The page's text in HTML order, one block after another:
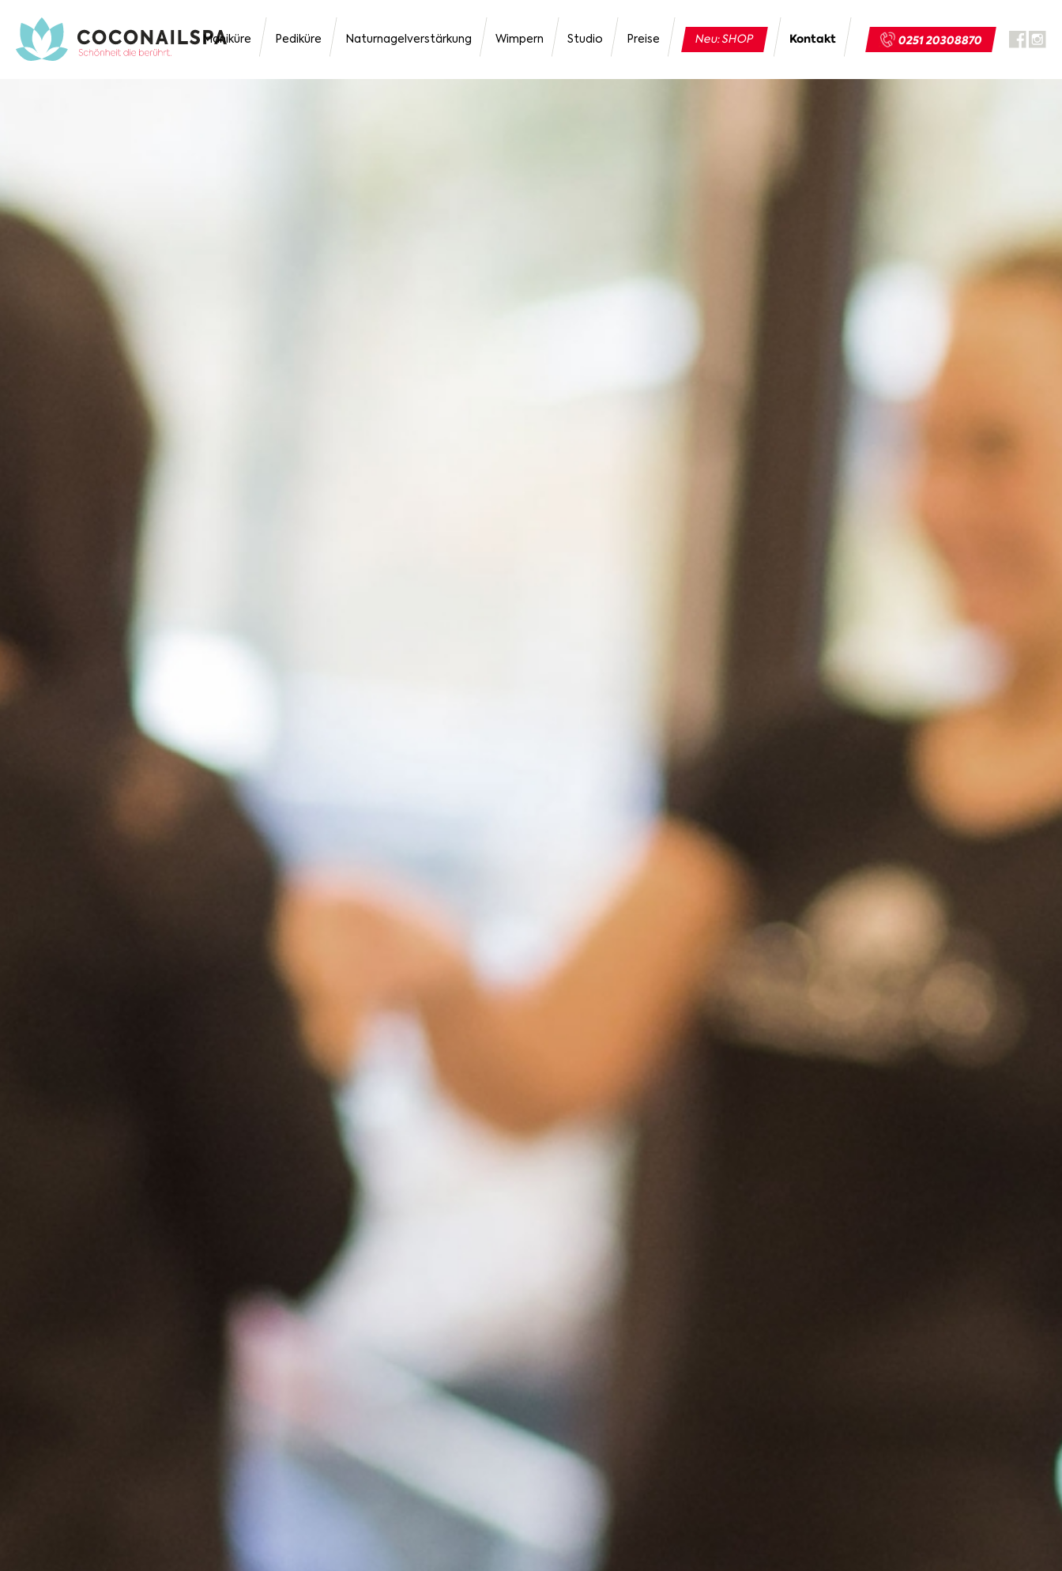
Maniküre Pediküre Naturnagelverstärkung Wimpern Studio Preise Neu: SHOP Kontakt 0251 20308870